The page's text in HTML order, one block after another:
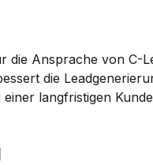
die Ansprache von C-
die
langfristigen